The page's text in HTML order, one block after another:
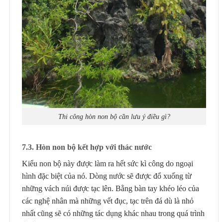
Thi công hòn non bộ cần lưu ý điều gì?
7.3. Hòn non bộ kết hợp với thác nước
Kiểu non bộ này được làm ra hết sức kì công do ngoại
hình đặc biệt của nó. Dòng nước sẽ được đổ xuống từ
những vách núi được tạc lên. Bằng bàn tay khéo léo của
các nghệ nhân mà những vết đục, tạc trên đá dù là nhỏ
nhất cũng sẽ có những tác dụng khác nhau trong quá trình